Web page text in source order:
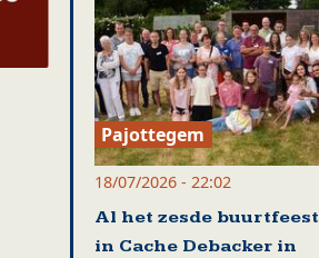
Pajottegem
18/07/2026 - 22:02
Al het zesde buurtfeest
in Cache Debacker in